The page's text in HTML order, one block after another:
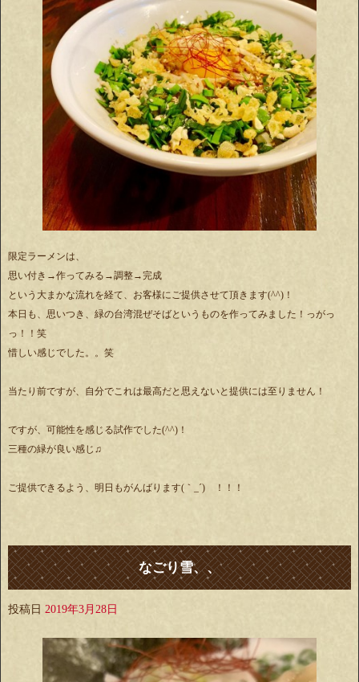
限定ラーメンは、
思い付き→作ってみる→調整→完成
という大まかな流れを経て、お客様にご提供させて頂きます(^^)！
本日も、思いつき、緑の台湾混ぜそばというものを作ってみました！っがっ
っ！！笑
惜しい感じでした。。笑
当たり前ですが、自分でこれは最高だと思えないと提供には至りません！
ですが、可能性を感じる試作でした(^^)！
三種の緑が良い感じ♫
ご提供できるよう、明日もがんばります(｀_´)ゞ！！！
なごり雪、、
投稿日 2019年3月28日